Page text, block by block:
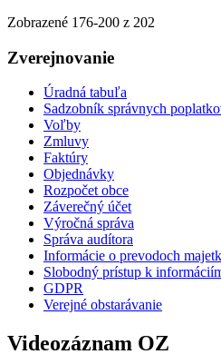
Zobrazené 176-200 z 202
Zverejnovanie
Úradná tabuľa
Sadzobník správnych
Voľby
Zmluvy
Faktúry
Objednávky
Rozpočet obce
Záverečný účet
Výročná správa
Správa audítora
Informácie o prevodoch
Slobodný prístup k
GDPR
Verejné obstarávanie
Videozáznam OZ